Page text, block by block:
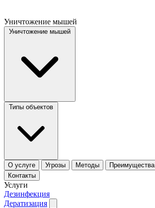
Уничтожение мышей
Уничтожение мышей
Типы объектов
О услуге Угрозы Методы Преимущества
Контакты
Услуги
Дезинфекция
Дератизация